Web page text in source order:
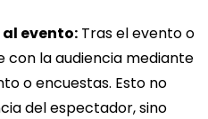
evento: Tras el evento o
con la audiencia mediante
o encuestas. Esto no
del espectador, sino